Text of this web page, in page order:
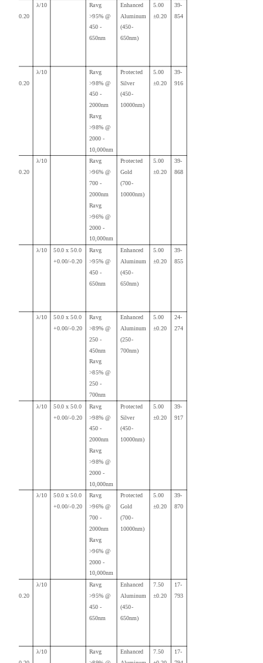
+0.00/-0.20
λ/10
Ravg
>95% @
450 -
650nm
Enhanced
Aluminum
(450-
650nm)
5.00
±0.20
39-
854
+0.00/-0.20
λ/10
Ravg
>98% @
450 -
2000nm
Ravg
>98% @
2000 -
10,000nm
Protected
Silver
(450-
10000nm)
5.00
±0.20
39-
916
+0.00/-0.20
λ/10
Ravg
>96% @
700 -
2000nm
Ravg
>96% @
2000 -
10,000nm
Protected
Gold
(700-
10000nm)
5.00
±0.20
39-
868
λ/10
50.0 x 50.0
+0.00/-0.20
Ravg
>95% @
450 -
650nm
Enhanced
Aluminum
(450-
650nm)
5.00
±0.20
39-
855
λ/10
50.0 x 50.0
+0.00/-0.20
Ravg
>89% @
250 -
450nm
Ravg
>85% @
250 -
700nm
Enhanced
Aluminum
(250-
700nm)
5.00
±0.20
24-
274
λ/10
50.0 x 50.0
+0.00/-0.20
Ravg
>98% @
450 -
2000nm
Ravg
>98% @
2000 -
10,000nm
Protected
Silver
(450-
10000nm)
5.00
±0.20
39-
917
λ/10
50.0 x 50.0
+0.00/-0.20
Ravg
>96% @
700 -
2000nm
Ravg
>96% @
2000 -
10,000nm
Protected
Gold
(700-
10000nm)
5.00
±0.20
39-
870
+0.00/-0.20
λ/10 Ravg
>95% @
450 -
650nm
Enhanced
Aluminum
(450-
650nm)
7.50
±0.20
17-
793
λ/10
Ravg
Enhanced
7.50
17-